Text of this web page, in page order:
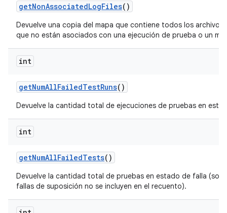
getNonAssociatedLogFiles()
Devuelve una copia del mapa que contiene todos los archivos
que no están asociados con una ejecución de prueba o un
int
getNumAllFailedTestRuns()
Devuelve la cantidad total de ejecuciones de pruebas en
int
getNumAllFailedTests()
Devuelve la cantidad total de pruebas en estado de falla (solo
fallas de suposición no se incluyen en el recuento).